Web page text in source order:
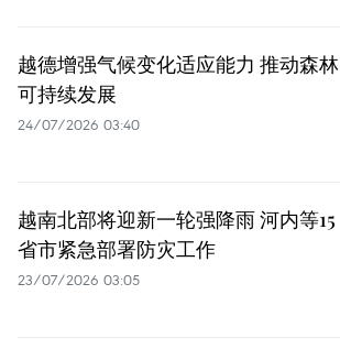
越德增强气候变化适应能力 推动森林
可持续发展
24/07/2026 03:40
越南北部将迎新一轮强降雨 河内等15
省市紧急部署防灾工作
23/07/2026 03:05